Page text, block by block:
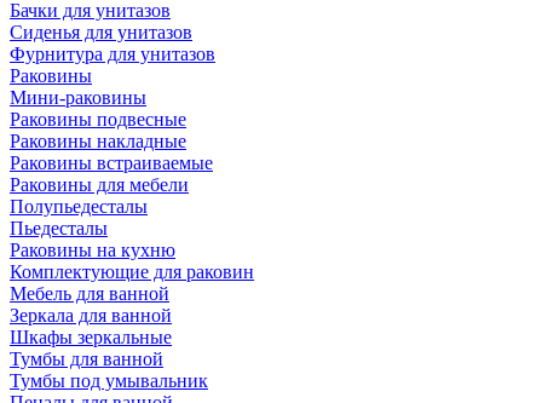
Бачки для унитазов
Сиденья для унитазов
Фурнитура для унитазов
Раковины
Мини-раковины
Раковины подвесные
Раковины накладные
Раковины встраиваемые
Раковины для мебели
Полупьедесталы
Пьедесталы
Раковины на кухню
Комплектующие для раковин
Мебель для ванной
Зеркала для ванной
Шкафы зеркальные
Тумбы для ванной
Тумбы под умывальник